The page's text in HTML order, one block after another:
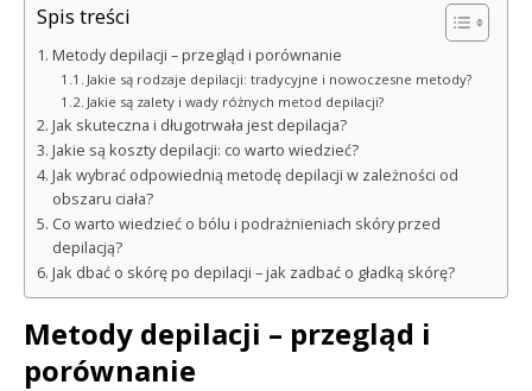
Spis treści
Metody depilacji – przegląd i porównanie
Jakie są rodzaje depilacji: tradycyjne i nowoczesne metody?
Jakie są zalety i wady różnych metod depilacji?
Jak skuteczna i długotrwała jest depilacja?
Jakie są koszty depilacji: co warto wiedzieć?
Jak wybrać odpowiednią metodę depilacji w zależności od
obszaru ciała?
Co warto wiedzieć o bólu i podrażnieniach skóry przed
depilacją?
Jak dbać o skórę po depilacji – jak zadbać o gładką skórę?
Metody depilacji – przegląd i
porównanie